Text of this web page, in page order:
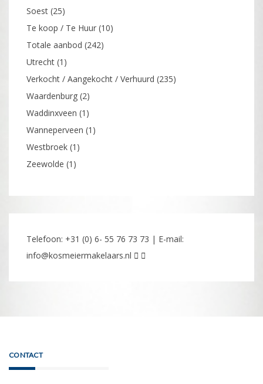
Soest (25)
Te koop / Te Huur (10)
Totale aanbod (242)
Utrecht (1)
Verkocht / Aangekocht / Verhuurd (235)
Waardenburg (2)
Waddinxveen (1)
Wanneperveen (1)
Westbroek (1)
Zeewolde (1)
Telefoon: +31 (0) 6- 55 76 73 73 | E-mail:
info@kosmeiermakelaars.nl
CONTACT